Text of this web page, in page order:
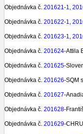
Objednávka č. 201621-1,
Objednávka č. 201622-1,
Objednávka č. 201623-1,
Objednávka č. 201624-Attila
Objednávka č. 201625-
Objednávka č. 201626-SQM
Objednávka č. 201627-
Objednávka č. 201628-
Objednávka č. 201629-